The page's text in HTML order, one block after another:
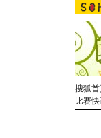
搜狐
比赛